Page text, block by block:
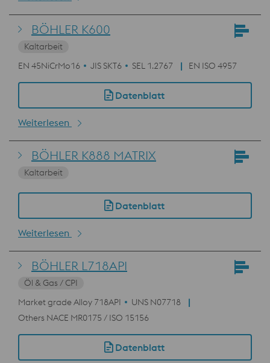
BÖHLER K600
Kaltarbeit
EN 45NiCrMo16
JIS SKT6 SEL 1.2767 EN ISO 4957
Datenblatt
Weiterlesen
BÖHLER K888 MATRIX
Kaltarbeit
Datenblatt
Weiterlesen
BÖHLER L718API
Öl & Gas / CPI
Market grade Alloy 718API
UNS N07718
Others NACE MR0175 / ISO 15156
Datenblatt